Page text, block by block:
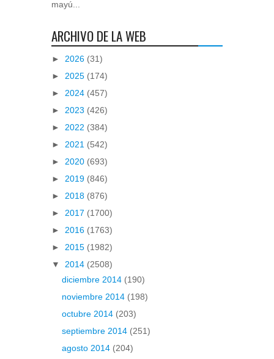
mayú...
ARCHIVO DE LA WEB
► 2026 (31)
► 2025 (174)
► 2024 (457)
► 2023 (426)
► 2022 (384)
► 2021 (542)
► 2020 (693)
► 2019 (846)
► 2018 (876)
► 2017 (1700)
► 2016 (1763)
► 2015 (1982)
▼ 2014 (2508)
diciembre 2014 (190)
noviembre 2014 (198)
octubre 2014 (203)
septiembre 2014 (251)
agosto 2014 (204)